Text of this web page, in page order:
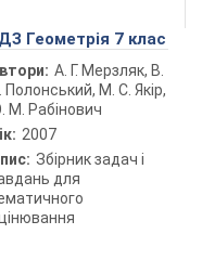
Геометрія 7 клас
А. Г. Мерзляк, В.
Полонський, М. С. Якір,
М. Рабінович
2007
Збірник задач і
для